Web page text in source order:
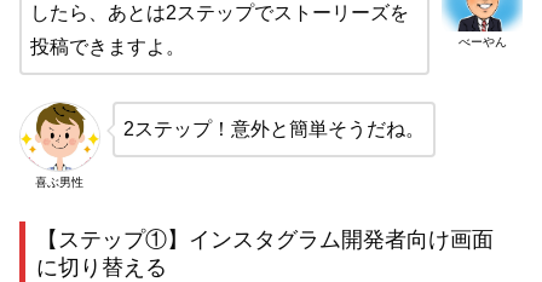
べーやん
したら、あとは2ステップでストーリーズを
投稿できますよ。
喜ぶ男性
2ステップ！意外と簡単そうだね。
【ステップ①】インスタグラム開発者向け画面
に切り替える